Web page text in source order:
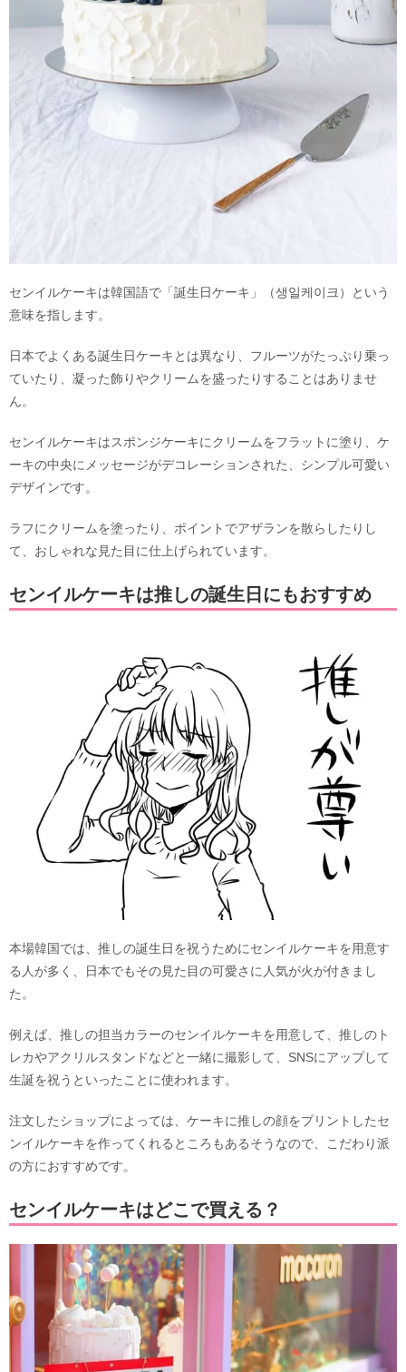
センイルケーキは韓国語で「誕生日ケーキ」（생일케이크）という
意味を指します。
日本でよくある誕生日ケーキとは異なり、フルーツがたっぷり乗っ
ていたり、凝った飾りやクリームを盛ったりすることはありませ
ん。
センイルケーキはスポンジケーキにクリームをフラットに塗り、ケ
ーキの中央にメッセージがデコレーションされた、シンプル可愛い
デザインです。
ラフにクリームを塗ったり、ポイントでアザランを散らしたりし
て、おしゃれな見た目に仕上げられています。
センイルケーキは推しの誕生日にもおすすめ
本場韓国では、推しの誕生日を祝うためにセンイルケーキを用意す
る人が多く、日本でもその見た目の可愛さに人気が火が付きまし
た。
例えば、推しの担当カラーのセンイルケーキを用意して、推しのト
レカやアクリルスタンドなどと一緒に撮影して、SNSにアップして
生誕を祝うといったことに使われます。
注文したショップによっては、ケーキに推しの顔をプリントしたセ
ンイルケーキを作ってくれるところもあるそうなので、こだわり派
の方におすすめです。
センイルケーキはどこで買える？